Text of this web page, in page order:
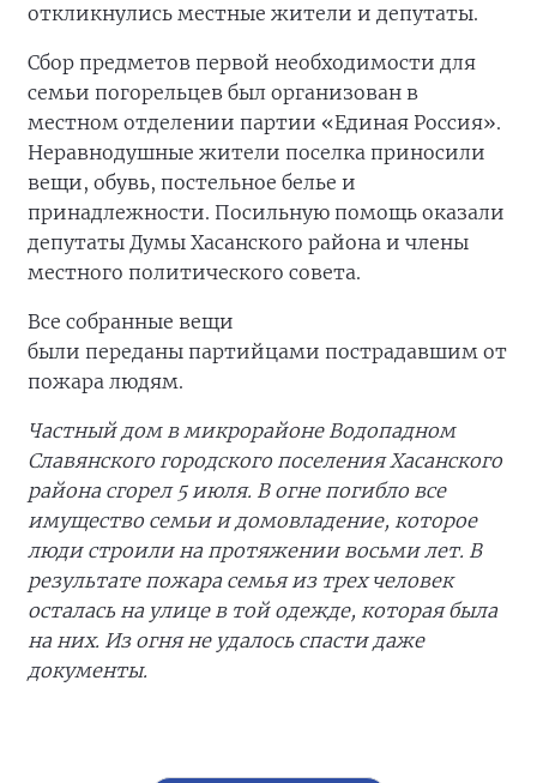
откликнулись местные жители и депутаты.
Сбор предметов первой необходимости для
семьи погорельцев был организован в
местном отделении партии «Единая Россия».
Неравнодушные жители поселка приносили
вещи, обувь, постельное белье и
принадлежности. Посильную помощь оказали
депутаты Думы Хасанского района и члены
местного политического совета.
Все собранные вещи
были переданы партийцами пострадавшим от
пожара людям.
Частный дом в микрорайоне Водопадном
Славянского городского поселения Хасанского
района сгорел 5 июля. В огне погибло все
имущество семьи и домовладение, которое
люди строили на протяжении восьми лет. В
результате пожара семья из трех человек
осталась на улице в той одежде, которая была
на них. Из огня не удалось спасти даже
документы.